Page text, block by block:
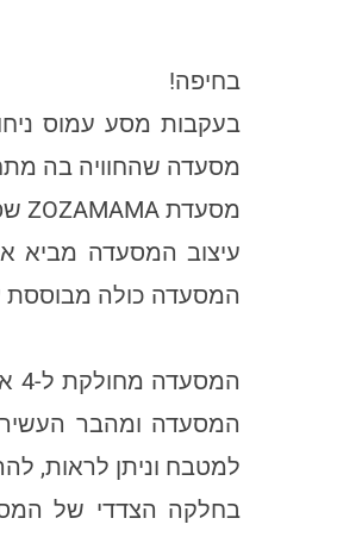
בחיפה!
בעקבות מסע עמוס
מסעדה שהחוויה בה
מסעדת ZOZAMAMA שפירושה בתאילנדית "צעירה לנצח" מביאה את הטעמים והתשוקה של המטבח התאילנדי.
עיצוב המסעדה מביא
המסעדה כולה מבוססת
המסעדה ומהבר
למטבח וניתן לראות,
בחלקה הצדדי של